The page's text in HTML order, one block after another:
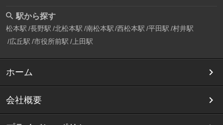
駅から探す
松本駅 長野駅 北松本駅 南松本駅 西松本駅 平田駅 村井駅
広丘駅 市役所前駅 上田駅
ホーム
会社概要